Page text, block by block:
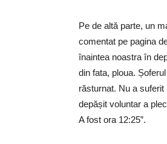
Pe de altă parte, un
comentat pe pagina
înaintea noastra în
din fata, ploua.
răsturnat. Nu a
depășit voluntar a
A fost ora 12:25”.